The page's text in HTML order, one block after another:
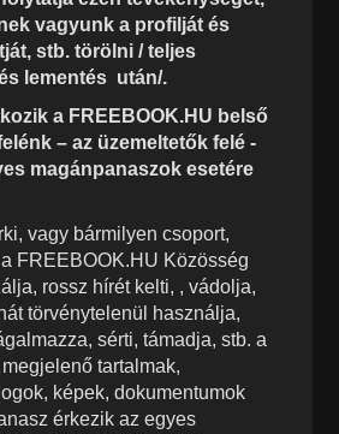
vagyunk a profilját és
stb. törölni / teljes
lementés után/.
a FREEBOOK.HU belső
– az üzemeltetők felé -
magánpanaszok esetére
vagy bármilyen csoport,
FREEBOOK.HU Közösség
rossz hírét kelti, , vádolja,
törvénytelenül használja,
sérti, támadja, stb. a
tartalmak,
képek, dokumentumok
érkezik az egyes